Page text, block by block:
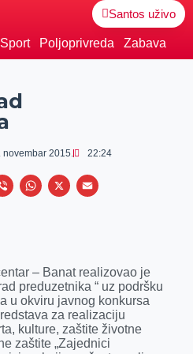
Santos uživo
Sport Poljoprivreda Zabava
novembar 2015. 22:24
V
r
W
s
A
p
p
X
E
l
– Banat realizovao je
preduzetnika “ uz podršku
u okviru javnog konkursa
za realizaciju
kulture, zaštite životne
zaštite „Zajednici